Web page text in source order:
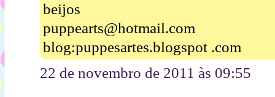
beijos
puppearts@hotmail.com
blog:puppesartes.blogspot .com
22 de novembro de 2011 às 09:55